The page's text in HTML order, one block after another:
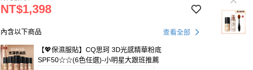
NT$1,398
內含以下商品 查看全部
【💖保濕服貼】CQ思珂 3D光感精華粉底
SPF50☆☆(6色任選)-小明星大跟班推薦